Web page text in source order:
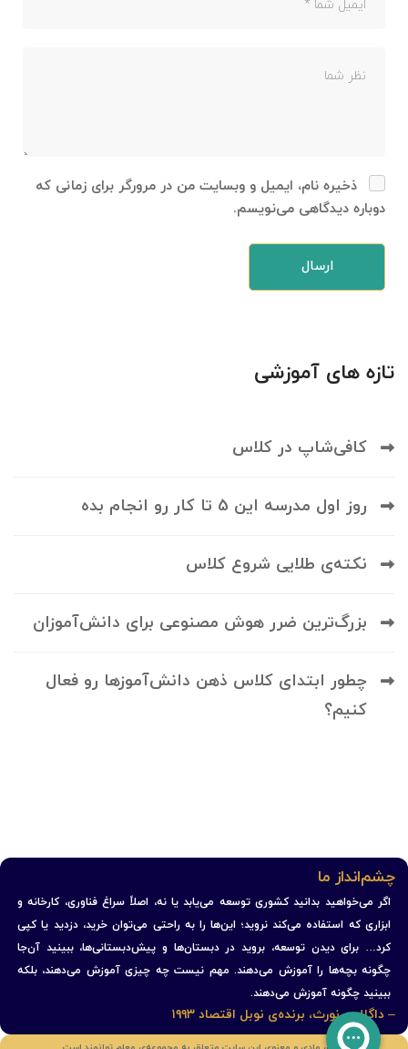
ذخیره نام، ایمیل و وبسایت من در مرورگر برای زمانی که
دوباره دیدگاهی می‌نویسم.
تازه های آموزشی
کافی‌شاپ در کلاس
روز اول مدرسه این 5 تا کار رو انجام بده
نکته‌ی طلایی شروع کلاس
بزرگ‌ترین ضرر هوش مصنوعی برای دانش‌آموزان
چطور ابتدای کلاس ذهن دانش‌آموزها رو فعال
کنیم؟
چشم‌انداز ما
اگر می‌خواهید بدانید کشوری توسعه می‌یابد یا نه، اصلاً سراغ فناوری، کارخانه و
ابزاری که استفاده می‌کند نروید؛ این‌ها را به راحتی می‌توان خرید، دزدید یا کپی
کرد… برای دیدن توسعه، بروید در دبستان‌ها و پیش‌دبستانی‌ها، ببینید آن‌جا
چگونه بچه‌ها را آموزش می‌دهند. مهم نیست چه چیزی آموزش می‌دهند، بلکه
ببینید چگونه آموزش می‌دهند.
– داگلاس نورث، برنده‌ی نوبل اقتصاد ۱۹۹۳